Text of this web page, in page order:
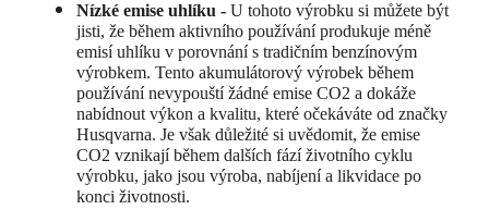
Nízké emise uhlíku - U tohoto výrobku si můžete být
jisti, že během aktivního používání produkuje méně
emisí uhlíku v porovnání s tradičním benzínovým
výrobkem. Tento akumulátorový výrobek během
používání nevypouští žádné emise CO2 a dokáže
nabídnout výkon a kvalitu, které očekáváte od značky
Husqvarna. Je však důležité si uvědomit, že emise
CO2 vznikají během dalších fází životního cyklu
výrobku, jako jsou výroba, nabíjení a likvidace po
konci životnosti.